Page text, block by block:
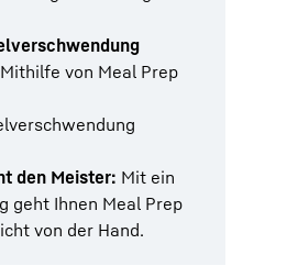
Mithilfe von Meal Prep
den Meister: Mit ein
geht Ihnen Meal Prep
von der Hand.